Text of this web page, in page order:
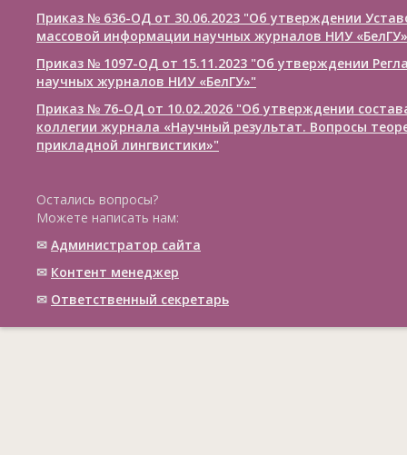
Приказ № 636-ОД от 30.06.2023 "Об утверждении
массовой информации научных журналов НИУ «БелГУ»
Приказ № 1097-ОД от 15.11.2023 "Об утверждении
научных журналов НИУ «БелГУ»"
Приказ № 76-ОД от 10.02.2026 "Об утверждении
коллегии журнала «Научный результат. Вопросы
прикладной лингвистики»"
Остались вопросы?
Можете написать нам:
✉ Администратор сайта
✉ Контент менеджер
✉ Ответственный cекретарь